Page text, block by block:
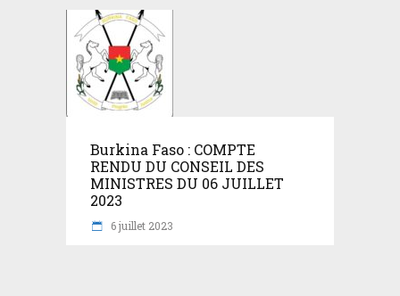
Burkina Faso : COMPTE
RENDU DU CONSEIL DES
MINISTRES DU 06 JUILLET
2023
6 juillet 2023